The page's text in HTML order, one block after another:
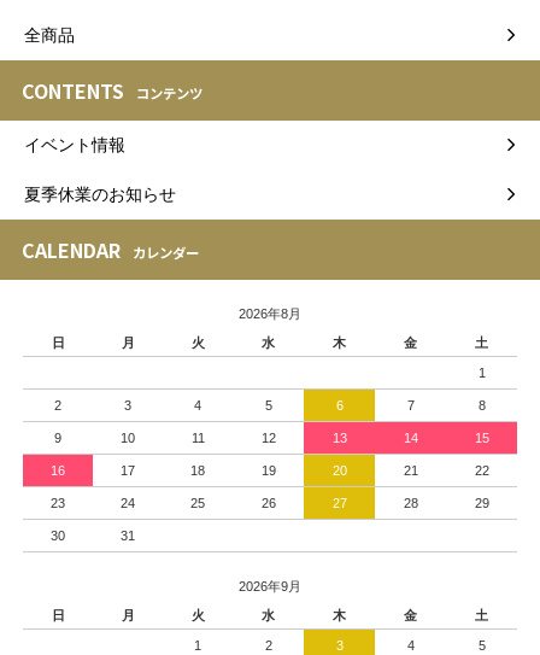
全商品
CONTENTS コンテンツ
イベント情報
夏季休業のお知らせ
CALENDAR カレンダー
2026年8月
日
月 火 水 木 金 土
1
2 3 4 5 6 7 8
9 10 11 12 13 14 15
16 17 18 19 20 21 22
23 24 25 26 27 28 29
30 31
2026年9月
日
月 火 水 木 金 土
1 2 3 4 5